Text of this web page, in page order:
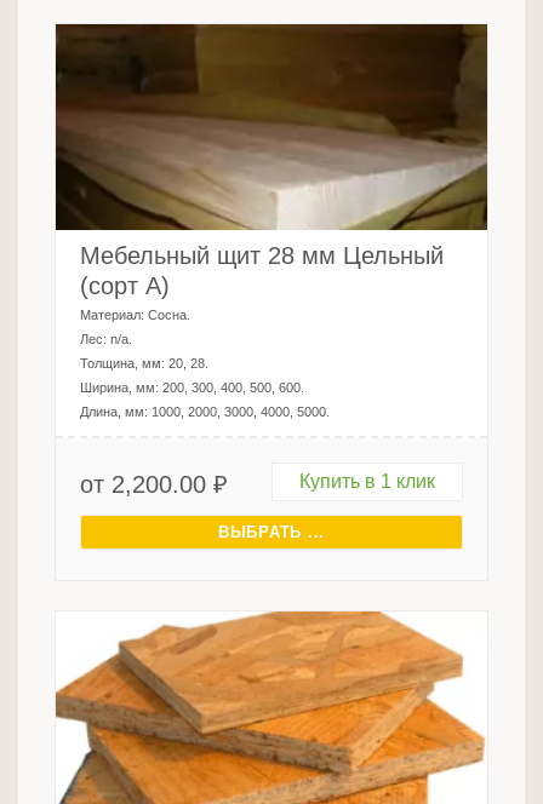
Мебельный щит 28 мм Цельный
(сорт А)
Материал: Сосна
Лес: n/a
Толщина, мм: 20, 28
Ширина, мм: 200, 300, 400, 500, 600
Длина, мм: 1000, 2000, 3000, 4000, 5000
от 2,200.00 ₽ Купить в 1 клик
ВЫБРАТЬ ...